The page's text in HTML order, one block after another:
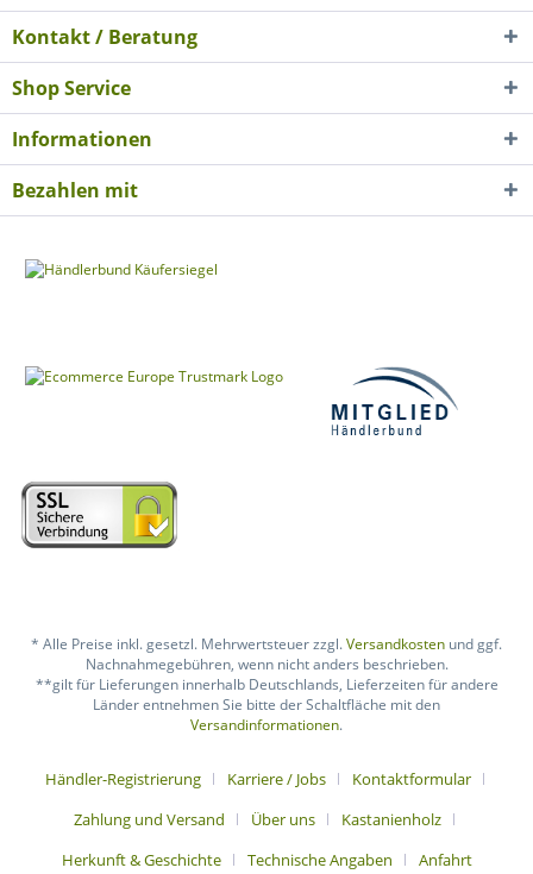
Kontakt / Beratung
Shop Service
Informationen
Bezahlen mit
* Alle Preise inkl. gesetzl. Mehrwertsteuer zzgl.Versandkosten und ggf.
Nachnahmegebühren, wenn nicht anders beschrieben.
**gilt für Lieferungen innerhalb Deutschlands, Lieferzeiten für andere
Länder entnehmen Sie bitte der Schaltfläche mit den
Versandinformationen.
Händler-Registrierung Karriere / Jobs
Kontaktformular
Zahlung und Versand
Über uns
Kastanienholz
Herkunft & Geschichte
Technische Angaben Anfahrt